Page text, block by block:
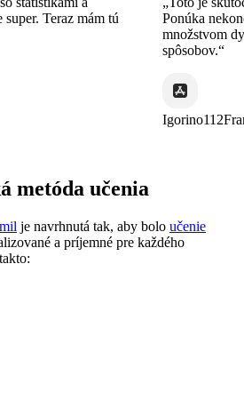
Teraz mám tú
Ponúka
množstvom
spôsobov.“
metóda učenia
je navrhnutá tak, aby bolo učenie
a príjemné pre každého